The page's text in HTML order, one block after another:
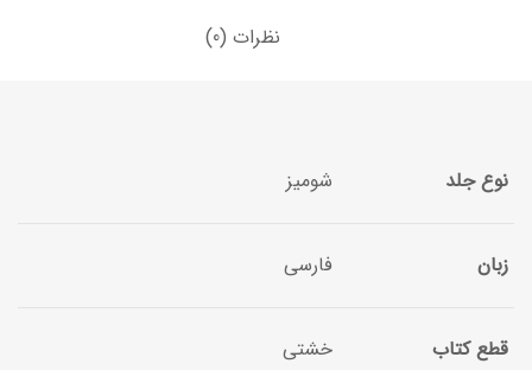
نظرات (0)
نوع جلد شومیز
زبان فارسی
قطع کتاب خشتی